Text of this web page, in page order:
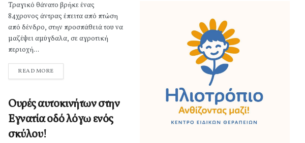
Τραγικό θάνατο βρήκε ένας
84χρονος άντρας έπειτα από πτώση
από δένδρο, στην προσπάθειά του να
μαζέψει αμύγδαλα, σε αγροτική
περιοχή...
READ MORE
Ουρές αυτοκινήτων στην
Εγνατία οδό λόγω ενός
σκύλου!